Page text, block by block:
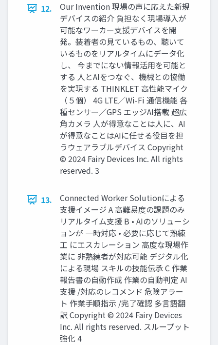
12.
Our Invention 現場の声に応えた新規
デバイスの紹介 負担なく現場導入が
可能なワーカー支援デバイスを開
発。装着者の見ているもの、聴いて
いるものをリアルタイムにデータ化
し、 今までにない情報活用を可能と
する 人とAIをつなぐ、機械との協働
を実現する THINKLET 高性能マイク
（５個） 4G LTE／Wi-Fi 通信機能 各
種センサー／GPS エッジAI搭載 超広
角カメラ 人が得意なことは人に、AI
が得意なことはAIに任せる役目を担
うウェアラブルデバイス Copyright
© 2024 Fairy Devices Inc. All rights
reserved. 3
13.
Connected Worker Solutionによる
支援イメージ A 高難易度の課題のみ
リアルタイム支援 B • AIのソリューシ
ョンが 一時対応 • 必要に応じて熟練
工 にエスカレーション 高度な現場作
業に 非熟練者が対応可能 デジタル化
による現場 スキルの技能伝承 C 作業
報告書の自動作成 作業の自動判定 AI
支援 /対応のレコメンド 危険アラー
ト 作業手順指示 /完了確認 多言語翻
訳 Copyright © 2024 Fairy Devices
Inc. All rights reserved. スループット
強化 4